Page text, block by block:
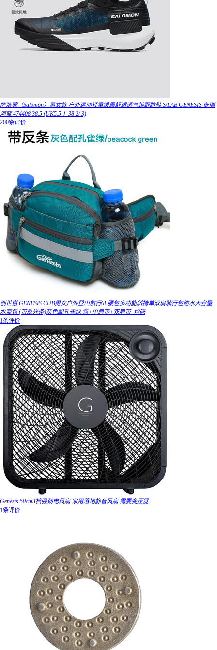
萨洛蒙（Salomon）男女款 户外运动轻量缓震舒适透气越野跑鞋 S/LAB GENESIS 多瑙
河蓝 474408 38.5 (UK5.5丨 38 2/ 3)
200条评价
创世崽 GENESIS CUB男女户外登山旅行6L腰包多功能斜挎单双肩骑行包防水大容量
水壶包 (带反光条)灰色配孔雀绿 包+单肩带+双肩带_均码
1条评价
Genesis 50cm3档强劲电风扇 家用落地静音风扇 需要变压器
1条评价